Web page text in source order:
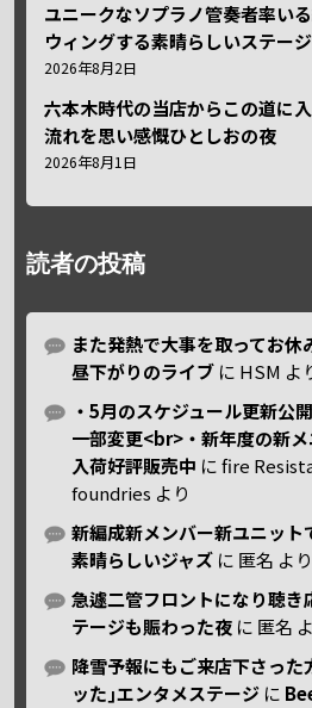
ユニークなソプラノ管奏者率い
ウィングする素晴らしいステージ
2026年8月2日
六本木時代の当店からこの道に
流れを思い感慨ひとしおの夜
2026年8月1日
読者の投稿
また発熱で大事を取ってお
昼下がりのライブ に HSM よ
・5月のスケジュール更新公
一部変更<br>・新年度の新
入荷好評販売中 にfire
foundries より
新編成新メンバー新ユニッ
素晴らしいジャズ に 匿名 より
急遽二管フロントになり聴き
テージも賑わった夜 に 匿名
降雪予報にもご来店下さった
ッた｣エンタメステージ に